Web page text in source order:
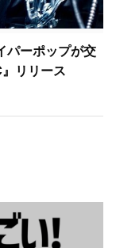
パーポップが交
リリース